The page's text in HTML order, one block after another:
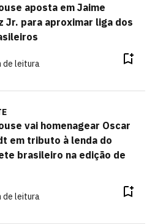
aposta em Jaime
Jr. para aproximar liga dos
de leitura
vai homenagear Oscar
em tributo à lenda do
brasileiro na edição de
de leitura